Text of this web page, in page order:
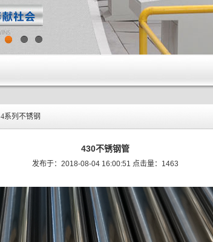
4系列不锈钢
430不锈钢管
发布于：2018-08-04 16:00:51 点击量：1463